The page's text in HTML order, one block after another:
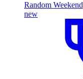
Random Weekend
new